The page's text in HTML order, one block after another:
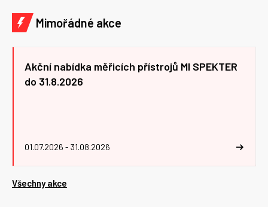
Mimořádné akce
Akční nabídka měřicích přístrojů MI SPEKTER
do 31.8.2026
01.07.2026 - 31.08.2026
Všechny akce